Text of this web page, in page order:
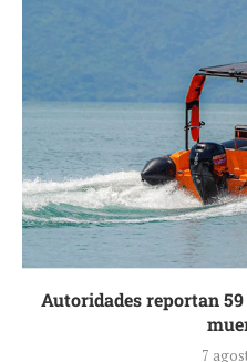
Autoridades reportan
7